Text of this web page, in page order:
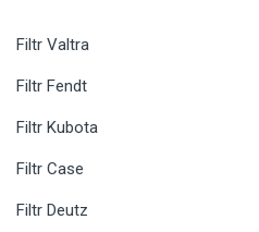
Filtr Valtra
Filtr Fendt
Filtr Kubota
Filtr Case
Filtr Deutz